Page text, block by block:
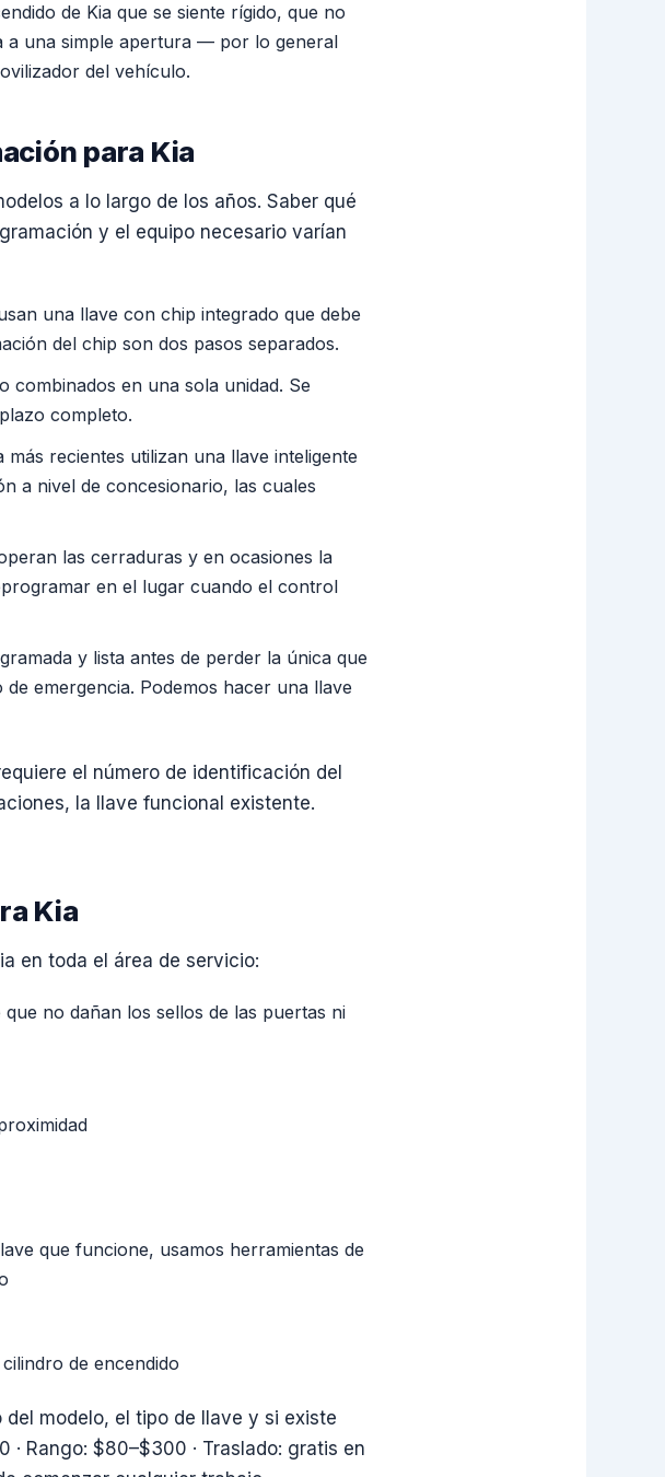
de Kia que se siente rígido, que no
a una simple apertura — por lo general
del vehículo.
para Kia
a lo largo de los años. Saber qué
y el equipo necesario varían
una llave con chip integrado que debe
del chip son dos pasos separados.
en una sola unidad. Se
completo.
más recientes utilizan una llave inteligente
a nivel de concesionario, las cuales
las cerraduras y en ocasiones la
en el lugar cuando el control
y lista antes de perder la única que
emergencia. Podemos hacer una llave
el número de identificación del
la llave funcional existente.
Kia
en toda el área de servicio:
no dañan los sellos de las puertas ni
que funcione, usamos herramientas de
de encendido
modelo, el tipo de llave y si existe
Rango: $80–$300 · Traslado: gratis en